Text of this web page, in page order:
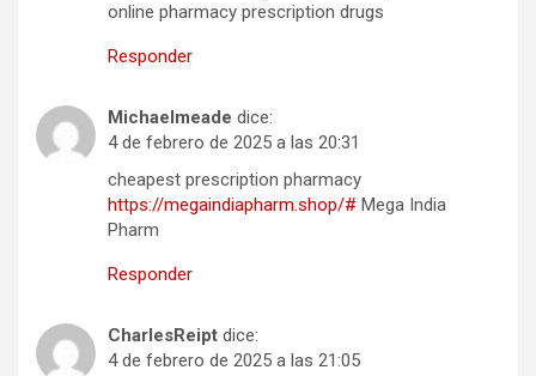
online pharmacy prescription drugs
Responder
Michaelmeade dice:
4 de febrero de 2025 a las 20:31
cheapest prescription pharmacy
https://megaindiapharm.shop/# Mega India
Pharm
Responder
CharlesReipt dice:
4 de febrero de 2025 a las 21:05